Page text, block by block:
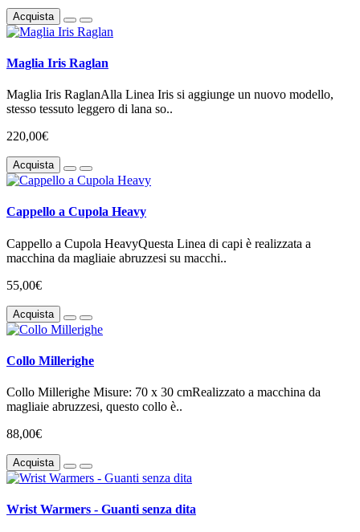
Acquista
Maglia Iris Raglan
Maglia Iris RaglanAlla Linea Iris si aggiunge un nuovo modello,
stesso tessuto leggero di lana so..
220,00€
Acquista
Cappello a Cupola Heavy
Cappello a Cupola HeavyQuesta Linea di capi è realizzata a
macchina da magliaie abruzzesi su macchi..
55,00€
Acquista
Collo Millerighe
Collo Millerighe Misure: 70 x 30 cmRealizzato a macchina da
magliaie abruzzesi, questo collo è..
88,00€
Acquista
Wrist Warmers - Guanti senza dita